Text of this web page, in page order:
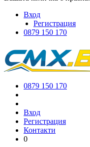
Вход
Регистрация
0879 150 170
0879 150 170
Вход
Регистрация
Контакти
0